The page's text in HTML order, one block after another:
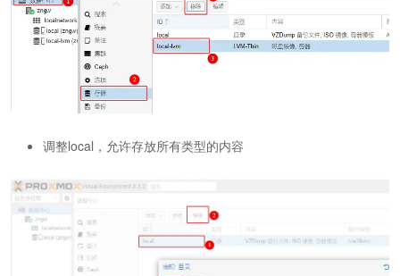
调整local，允许存放所有类型的内容